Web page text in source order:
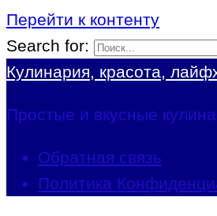
Перейти к контенту
Search for:
Кулинария, красота,
Простые и вкусные
Обратная связь
Политика